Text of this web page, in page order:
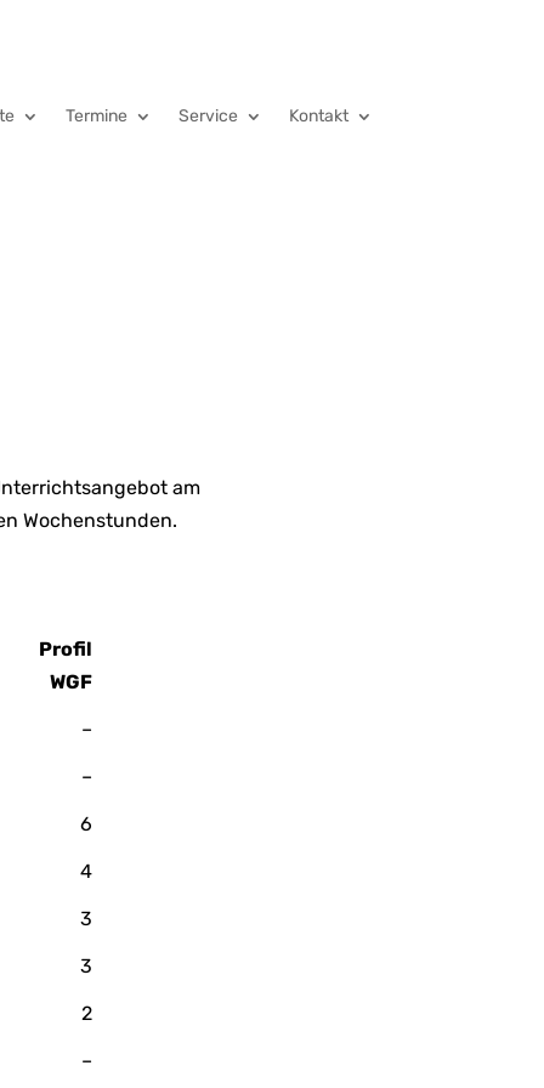
Termine Service
Kontakt
am
Wochenstunden.
Profil
WGF
–
–
6
4
3
3
2
–